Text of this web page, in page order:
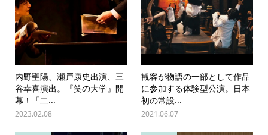
内野聖陽、瀬戸康史出演、三
谷幸喜演出。『笑の大学』開
幕！「二...
2023.02.08
観客が物語の一部として作品
に参加する体験型公演。日本
初の常設...
2021.06.07